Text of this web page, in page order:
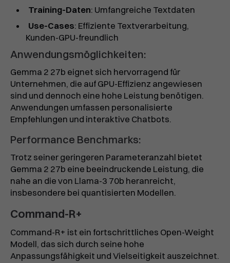
Training-Daten: Umfangreiche Textdaten
Use-Cases: Effiziente Textverarbeitung,
Kunden-GPU-freundlich
Anwendungsmöglichkeiten:
Gemma 2 27b eignet sich hervorragend für
Unternehmen, die auf GPU-Effizienz angewiesen
sind und dennoch eine hohe Leistung benötigen.
Anwendungen umfassen personalisierte
Empfehlungen und interaktive Chatbots.
Performance Benchmarks:
Trotz seiner geringeren Parameteranzahl bietet
Gemma 2 27b eine beeindruckende Leistung, die
nahe an die von Llama-3 70b heranreicht,
insbesondere bei quantisierten Modellen.
Command-R+
Command-R+ ist ein fortschrittliches Open-Weight
Modell, das sich durch seine hohe
Anpassungsfähigkeit und Vielseitigkeit auszeichnet.